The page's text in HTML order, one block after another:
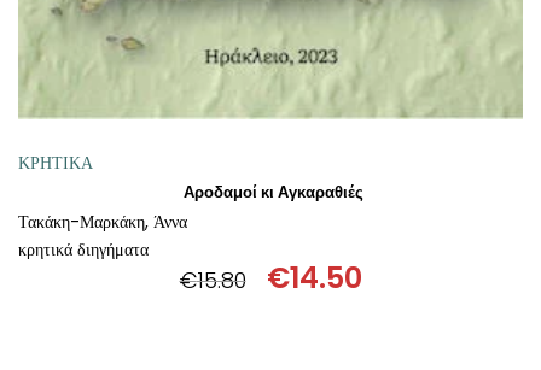
ΚΡΗΤΙΚΑ
Αροδαμοί κι Αγκαραθιές
Τακάκη-Μαρκάκη, Άννα
κρητικά διηγήματα
€15.80 €14.50